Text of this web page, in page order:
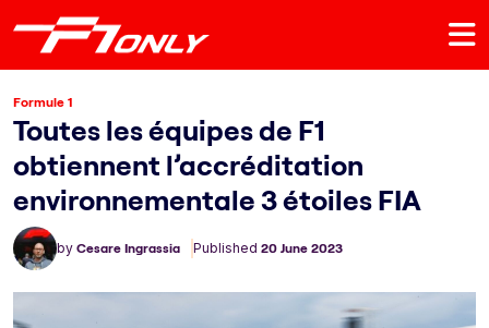
Formule 1
Toutes les équipes de F1
obtiennent l’accréditation
environnementale 3 étoiles FIA
by Cesare Ingrassia Published 20 June 2023